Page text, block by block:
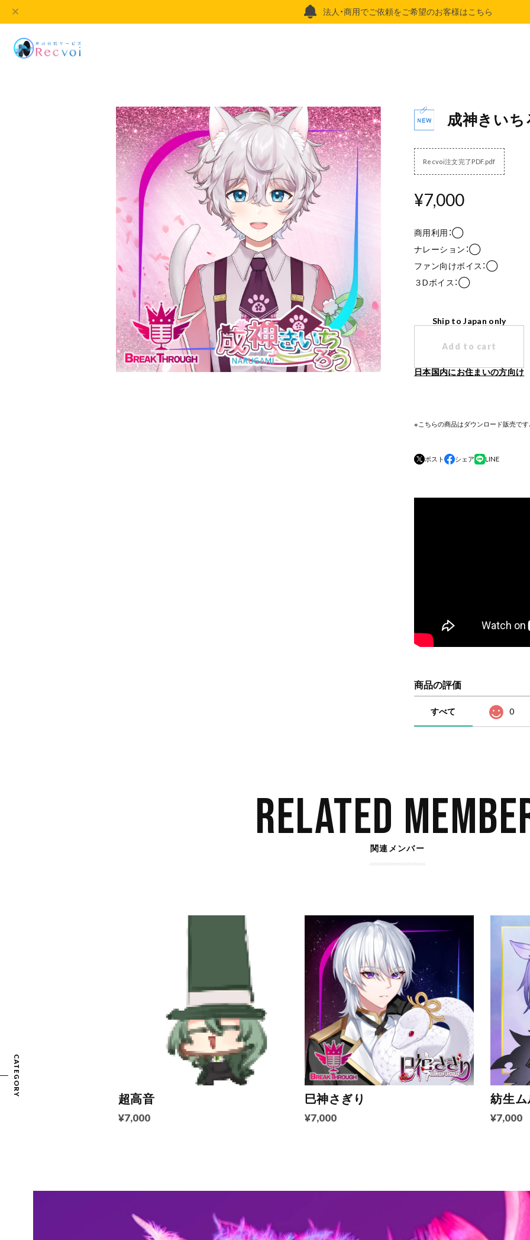
法人・商用でご依頼をご希望のお客様はこちら
CATEGORY
成神きいち
Recvoi注文完了PDF.pdf
¥7,000
商用利用：◯
ナレーション：◯
ファン向けボイス：◯
３Dボイス：◯
Ship to Japan only
Add to cart
日本国内にお住まいの方向け
※こちらの商品はダウンロード販売です
ポスト シェア LINE
商品の評価
すべて 0
RELATED
関連メンバー
超高音
¥7,000
巳神さぎり
¥7,000
紡生ム
¥7,000